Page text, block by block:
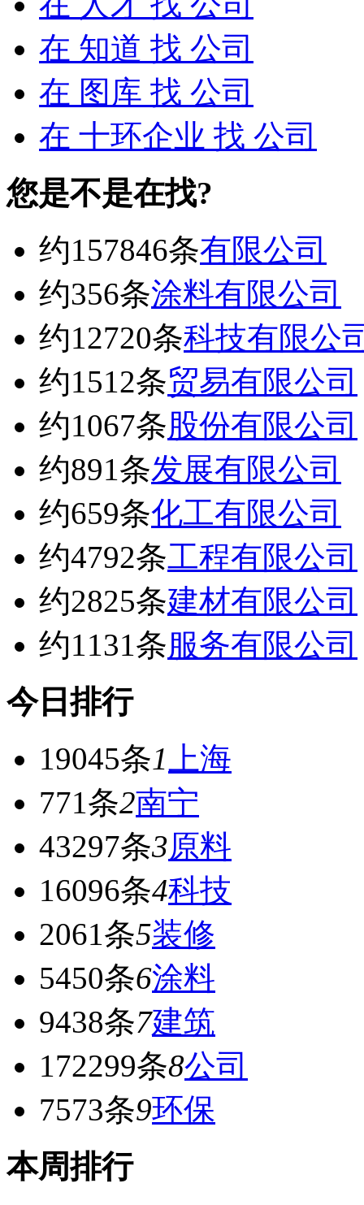
在 知道 找 公司
在 图库 找 公司
在 十环企业 找 公司
您是不是在找?
约157846条有限公司
约356条涂料有限公司
约12720条科技有限公
约1512条贸易有限公司
约1067条股份有限公司
约891条发展有限公司
约659条化工有限公司
约4792条工程有限公司
约2825条建材有限公司
约1131条服务有限公司
今日排行
19045条1 上海
771条2南宁
43297条3原料
16096条4科技
2061条5装修
5450条6涂料
9438条7建筑
172299条8公司
7573条9环保
本周排行